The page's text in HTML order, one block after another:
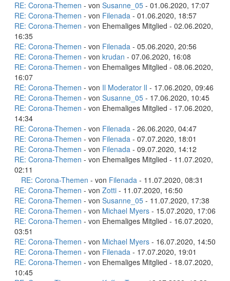
RE: Corona-Themen - von Susanne_05 - 01.06.2020, 17:07
RE: Corona-Themen - von Filenada - 01.06.2020, 18:57
RE: Corona-Themen - von Ehemaliges Mitglied - 02.06.2020,
16:35
RE: Corona-Themen - von Filenada - 05.06.2020, 20:56
RE: Corona-Themen - von krudan - 07.06.2020, 16:08
RE: Corona-Themen - von Ehemaliges Mitglied - 08.06.2020,
16:07
RE: Corona-Themen - von Il Moderator lI - 17.06.2020, 09:46
RE: Corona-Themen - von Susanne_05 - 17.06.2020, 10:45
RE: Corona-Themen - von Ehemaliges Mitglied - 17.06.2020,
14:34
RE: Corona-Themen - von Filenada - 26.06.2020, 04:47
RE: Corona-Themen - von Filenada - 07.07.2020, 18:01
RE: Corona-Themen - von Filenada - 09.07.2020, 14:12
RE: Corona-Themen - von Ehemaliges Mitglied - 11.07.2020,
02:11
RE: Corona-Themen - von Filenada - 11.07.2020, 08:31
RE: Corona-Themen - von Zotti - 11.07.2020, 16:50
RE: Corona-Themen - von Susanne_05 - 11.07.2020, 17:38
RE: Corona-Themen - von Michael Myers - 15.07.2020, 17:06
RE: Corona-Themen - von Ehemaliges Mitglied - 16.07.2020,
03:51
RE: Corona-Themen - von Michael Myers - 16.07.2020, 14:50
RE: Corona-Themen - von Filenada - 17.07.2020, 19:01
RE: Corona-Themen - von Ehemaliges Mitglied - 18.07.2020,
10:45